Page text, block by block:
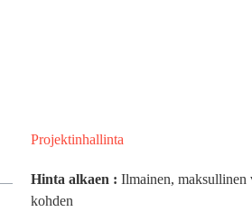
Projektinhallinta
Hinta alkaen : Ilmainen, maksullinen
kohden